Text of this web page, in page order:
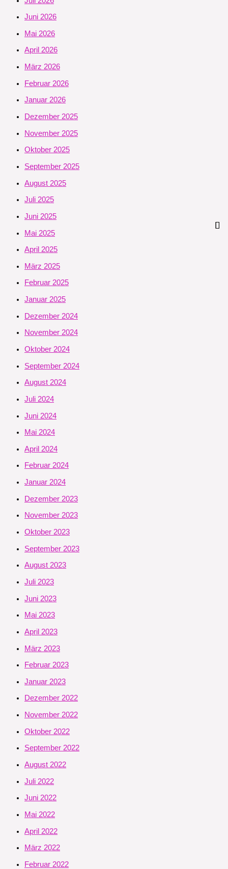
Juni 2026
Mai 2026
April 2026
März 2026
Februar 2026
Januar 2026
Dezember 2025
November 2025
Oktober 2025
September 2025
August 2025
Juli 2025
Juni 2025
Mai 2025
April 2025
März 2025
Februar 2025
Januar 2025
Dezember 2024
November 2024
Oktober 2024
September 2024
August 2024
Juli 2024
Juni 2024
Mai 2024
April 2024
Februar 2024
Januar 2024
Dezember 2023
November 2023
Oktober 2023
September 2023
August 2023
Juli 2023
Juni 2023
Mai 2023
April 2023
März 2023
Februar 2023
Januar 2023
Dezember 2022
November 2022
Oktober 2022
September 2022
August 2022
Juli 2022
Juni 2022
Mai 2022
April 2022
März 2022
Februar 2022